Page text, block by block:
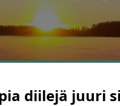
diilejä juuri